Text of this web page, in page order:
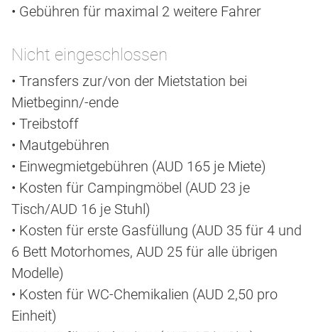
• Gebühren für maximal 2 weitere Fahrer
Nicht eingeschlossen
• Transfers zur/von der Mietstation bei
Mietbeginn/-ende
• Treibstoff
• Mautgebühren
• Einwegmietgebühren (AUD 165 je Miete)
• Kosten für Campingmöbel (AUD 23 je
Tisch/AUD 16 je Stuhl)
• Kosten für erste Gasfüllung (AUD 35 für 4 und
6 Bett Motorhomes, AUD 25 für alle übrigen
Modelle)
• Kosten für WC-Chemikalien (AUD 2,50 pro
Einheit)